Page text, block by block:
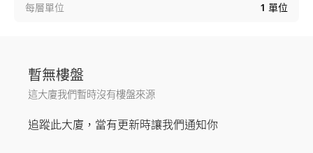
每層單位 1 單位
暫無樓盤
這大廈我們暫時沒有樓盤來源
追蹤此大廈，當有更新時讓我們通知你